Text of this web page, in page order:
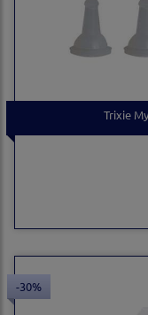
Trixie
-30%